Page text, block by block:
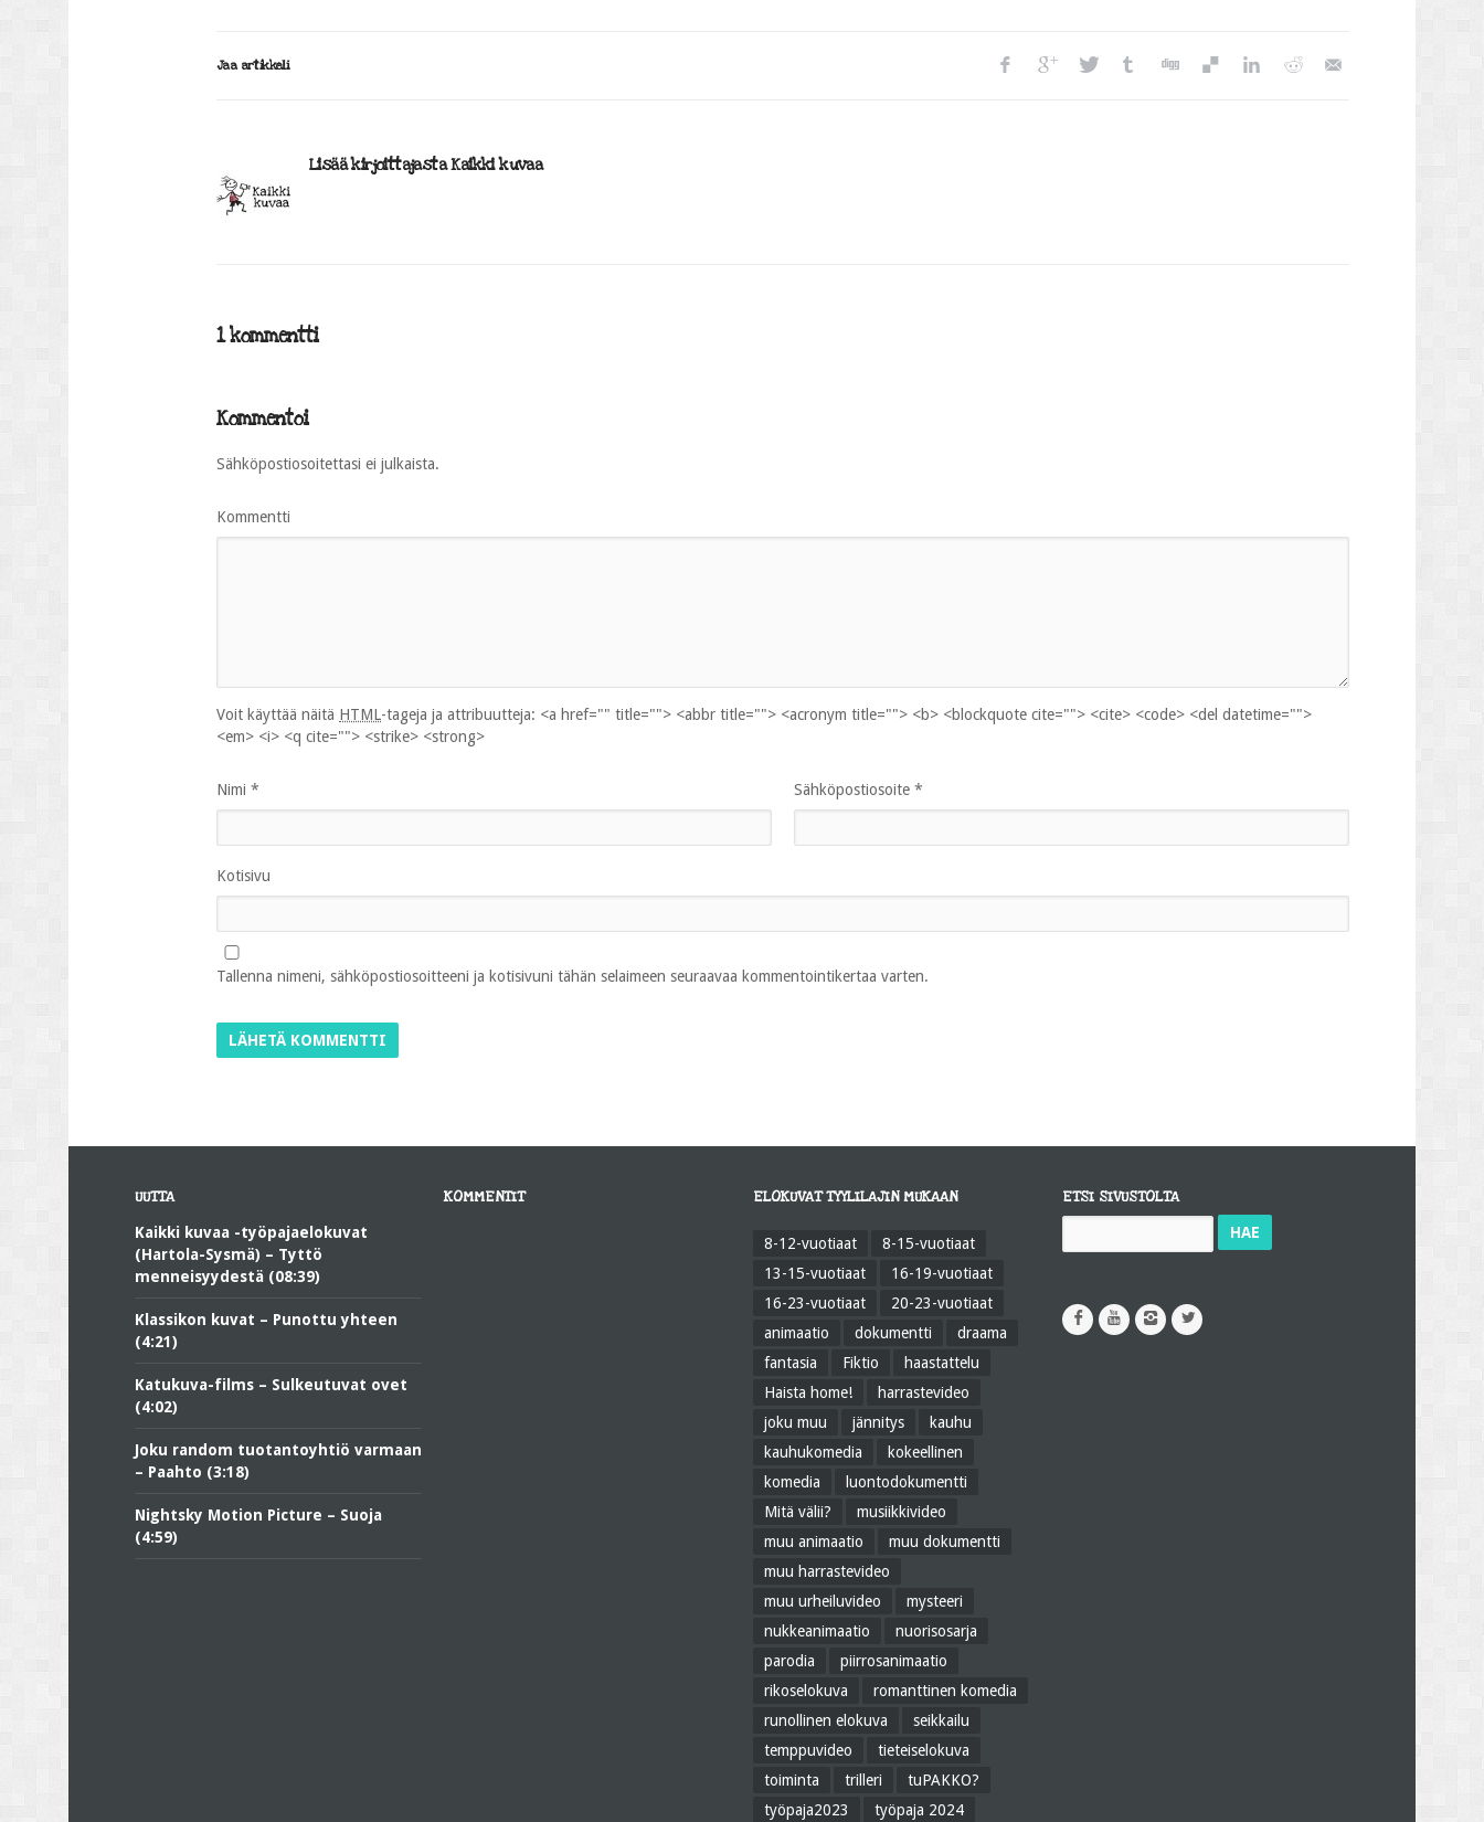
Jaa artikkeli
Lisää kirjoittajasta Kaikki kuvaa
1 kommentti
Kommentoi
Sähköpostiosoitettasi ei julkaista.
Kommentti
Voit käyttää näitä HTML-tageja ja attribuutteja: <a href="" title=""> <abbr title=""> <acronym title=""> <b> <blockquote cite=""> <cite> <code> <del datetime="">
<em> <i> <q cite=""> <strike> <strong>
Nimi * Sähköpostiosoite *
Kotisivu
Tallenna nimeni, sähköpostiosoitteeni ja kotisivuni tähän selaimeen seuraavaa kommentointikertaa varten.
UUTTA
Kaikki kuvaa -työpajaelokuvat
(Hartola-Sysmä) – Tyttö
menneisyydestä (08:39)
Klassikon kuvat – Punottu yhteen
(4:21)
Katukuva-films – Sulkeutuvat ovet
(4:02)
Joku random tuotantoyhtiö varmaan
– Paahto (3:18)
Nightsky Motion Picture – Suoja
(4:59)
KOMMENTIT ELOKUVAT TYYLILAJIN MUKAAN
8-12-vuotiaat
8-15-vuotiaat
13-15-vuotiaat
16-19-vuotiaat
16-23-vuotiaat
20-23-vuotiaat
animaatio
dokumentti
draama
fantasia
Fiktio
haastattelu
Haista home!
harrastevideo
joku muu
jännitys
kauhu
kauhukomedia
kokeellinen
komedia
luontodokumentti
Mitä välii?
musiikkivideo
muu animaatio
muu dokumentti
muu harrastevideo
muu urheiluvideo
mysteeri
nukkeanimaatio
nuorisosarja
parodia
piirrosanimaatio
rikoselokuva
romanttinen komedia
runollinen elokuva
seikkailu
temppuvideo
tieteiselokuva
toiminta
trilleri
tuPAKKO?
työpaja2023
työpaja 2024
ETSI SIVUSTOLTA